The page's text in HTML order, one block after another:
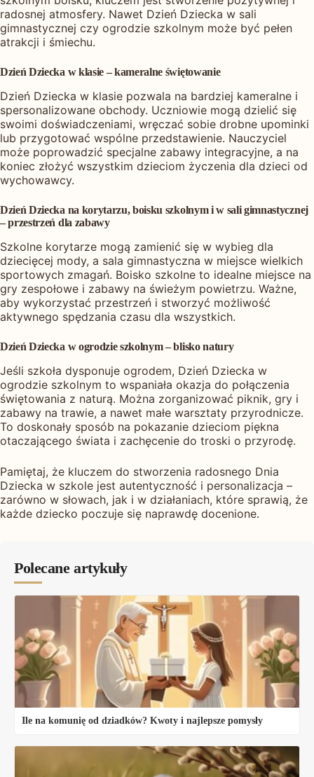
radosnej atmosfery. Nawet Dzień Dziecka w sali
gimnastycznej czy ogrodzie szkolnym może być pełen
atrakcji i śmiechu.
Dzień Dziecka w klasie – kameralne świętowanie
Dzień Dziecka w klasie pozwala na bardziej kameralne i
spersonalizowane obchody. Uczniowie mogą dzielić się
swoimi doświadczeniami, wręczać sobie drobne upominki
lub przygotować wspólne przedstawienie. Nauczyciel
może poprowadzić specjalne zabawy integracyjne, a na
koniec złożyć wszystkim dzieciom życzenia dla dzieci od
wychowawcy.
Dzień Dziecka na korytarzu, boisku szkolnym i w sali gimnastycznej
– przestrzeń dla zabawy
Szkolne korytarze mogą zamienić się w wybieg dla
dziecięcej mody, a sala gimnastyczna w miejsce wielkich
sportowych zmagań. Boisko szkolne to idealne miejsce na
gry zespołowe i zabawy na świeżym powietrzu. Ważne,
aby wykorzystać przestrzeń i stworzyć możliwość
aktywnego spędzania czasu dla wszystkich.
Dzień Dziecka w ogrodzie szkolnym – blisko natury
Jeśli szkoła dysponuje ogrodem, Dzień Dziecka w
ogrodzie szkolnym to wspaniała okazja do połączenia
świętowania z naturą. Można zorganizować piknik, gry i
zabawy na trawie, a nawet małe warsztaty przyrodnicze.
To doskonały sposób na pokazanie dzieciom piękna
otaczającego świata i zachęcenie do troski o przyrodę.
Pamiętaj, że kluczem do stworzenia radosnego Dnia
Dziecka w szkole jest autentyczność i personalizacja –
zarówno w słowach, jak i w działaniach, które sprawią, że
każde dziecko poczuje się naprawdę docenione.
Polecane artykuły
Ile na komunię od dziadków? Kwoty i najlepsze pomysły